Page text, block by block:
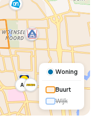
A
Woning
Buurt
Wijk